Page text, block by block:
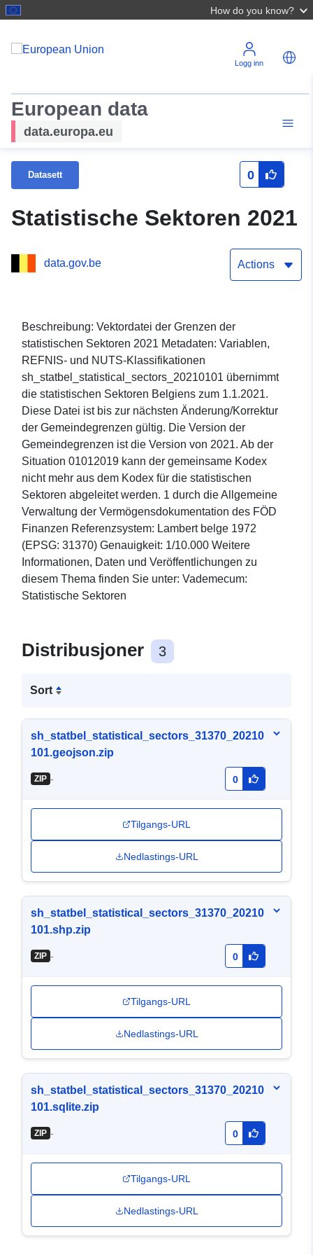
How do you know?
Logg inn
European data
data.europa.eu
Datasett 0
Statistische Sektoren 2021
data.gov.be Actions
Beschreibung: Vektordatei der Grenzen der
statistischen Sektoren 2021 Metadaten: Variablen,
REFNIS- und NUTS-Klassifikationen
sh_statbel_statistical_sectors_20210101 übernimmt
die statistischen Sektoren Belgiens zum 1.1.2021.
Diese Datei ist bis zur nächsten Änderung/Korrektur
der Gemeindegrenzen gültig. Die Version der
Gemeindegrenzen ist die Version von 2021. Ab der
Situation 01012019 kann der gemeinsame Kodex
nicht mehr aus dem Kodex für die statistischen
Sektoren abgeleitet werden. 1 durch die Allgemeine
Verwaltung der Vermögensdokumentation des FÖD
Finanzen Referenzsystem: Lambert belge 1972
(EPSG: 31370) Genauigkeit: 1/10.000 Weitere
Informationen, Daten und Veröffentlichungen zu
diesem Thema finden Sie unter: Vademecum:
Statistische Sektoren
Distribusjoner 3
Sort
sh_statbel_statistical_sectors_31370_20210
101.geojson.zip
ZIP - 0
Tilgangs-URL
Nedlastings-URL
sh_statbel_statistical_sectors_31370_20210
101.shp.zip
ZIP - 0
Tilgangs-URL
Nedlastings-URL
sh_statbel_statistical_sectors_31370_20210
101.sqlite.zip
ZIP - 0
Tilgangs-URL
Nedlastings-URL